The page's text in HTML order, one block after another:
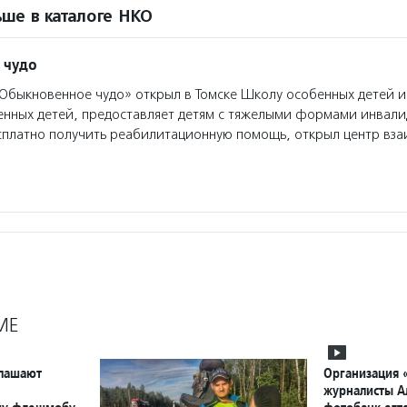
в каталоге НКО
чудо» открыл в Томске Школу особенных детей
детей, предоставляет детям с тяжелыми формами
получить реабилитационную помощь, открыл центр
журналисты